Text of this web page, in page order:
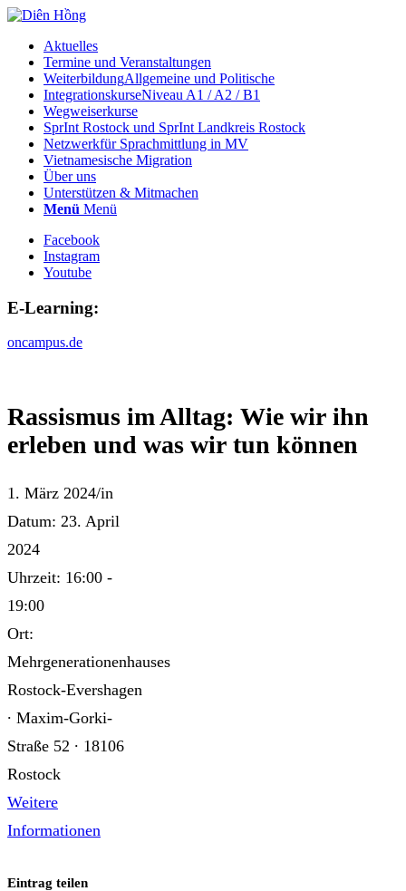
Aktuelles
Termine und Veranstaltungen
WeiterbildungAllgemeine und Politische
IntegrationskurseNiveau A1 / A2 / B1
Wegweiserkurse
SprInt Rostock und SprInt Landkreis Rostock
Netzwerkfür Sprachmittlung in MV
Vietnamesische Migration
Über uns
Unterstützen & Mitmachen
Menü Menü
Facebook
Instagram
Youtube
E-Learning:
oncampus.de
Rassismus im Alltag: Wie wir ihn
erleben und was wir tun können
1. März 2024/in
Datum: 23. April
2024
Uhrzeit: 16:00 -
19:00
Ort:
Mehrgenerationenhauses
Rostock-Evershagen
∙ Maxim-Gorki-
Straße 52 ∙ 18106
Rostock
Weitere
Informationen
Eintrag teilen